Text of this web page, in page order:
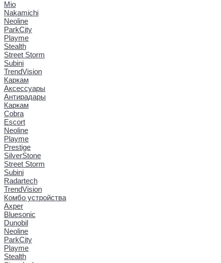
Mio
Nakamichi
Neoline
ParkCity
Playme
Stealth
Street Storm
Subini
TrendVision
Каркам
Аксессуары
Антирадары
Каркам
Cobra
Escort
Neoline
Playme
Prestige
SilverStone
Street Storm
Subini
Radartech
TrendVision
Комбо устройства
Axper
Bluesonic
Dunobil
Neoline
ParkCity
Playme
Stealth